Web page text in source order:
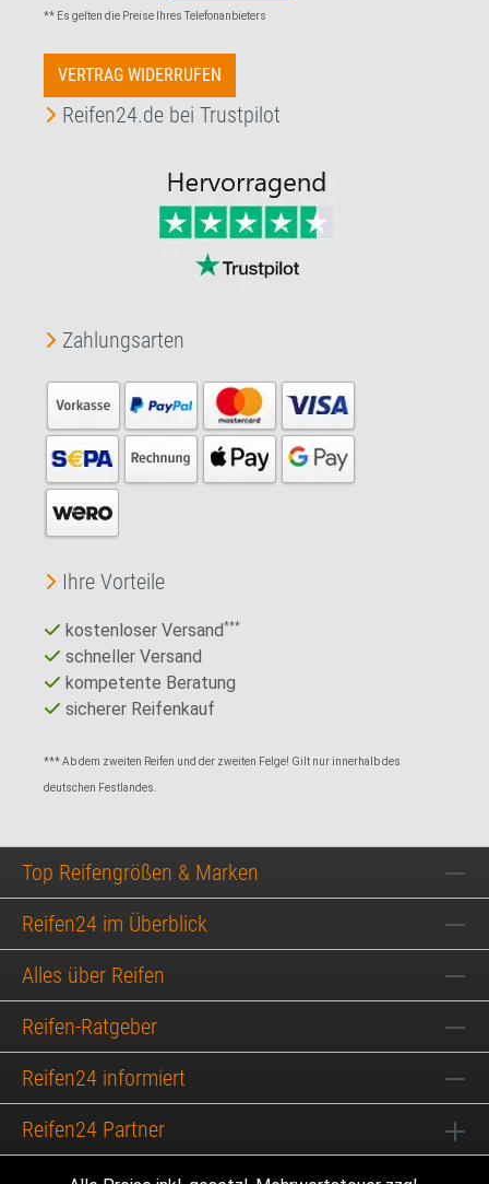
** Es gelten die Preise Ihres Telefonanbieters
VERTRAG WIDERRUFEN
Reifen24.de bei Trustpilot
Zahlungsarten
Ihre Vorteile
kostenloser Versand***
schneller Versand
kompetente Beratung
sicherer Reifenkauf
*** Ab dem zweiten Reifen und der zweiten Felge! Gilt nur innerhalb des
deutschen Festlandes.
Top Reifengrößen & Marken
Reifen24 im Überblick
Alles über Reifen
Reifen-Ratgeber
Reifen24 informiert
Reifen24 Partner